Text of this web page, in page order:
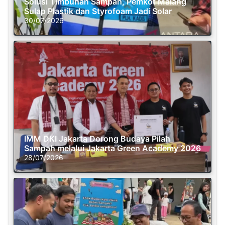
Sulap Plastik dan Styrofoam Jadi Solar
30/07/2026
IMM DKI Jakarta Dorong Budaya Pilah
Sampah melalui Jakarta Green Academy 2026
28/07/2026